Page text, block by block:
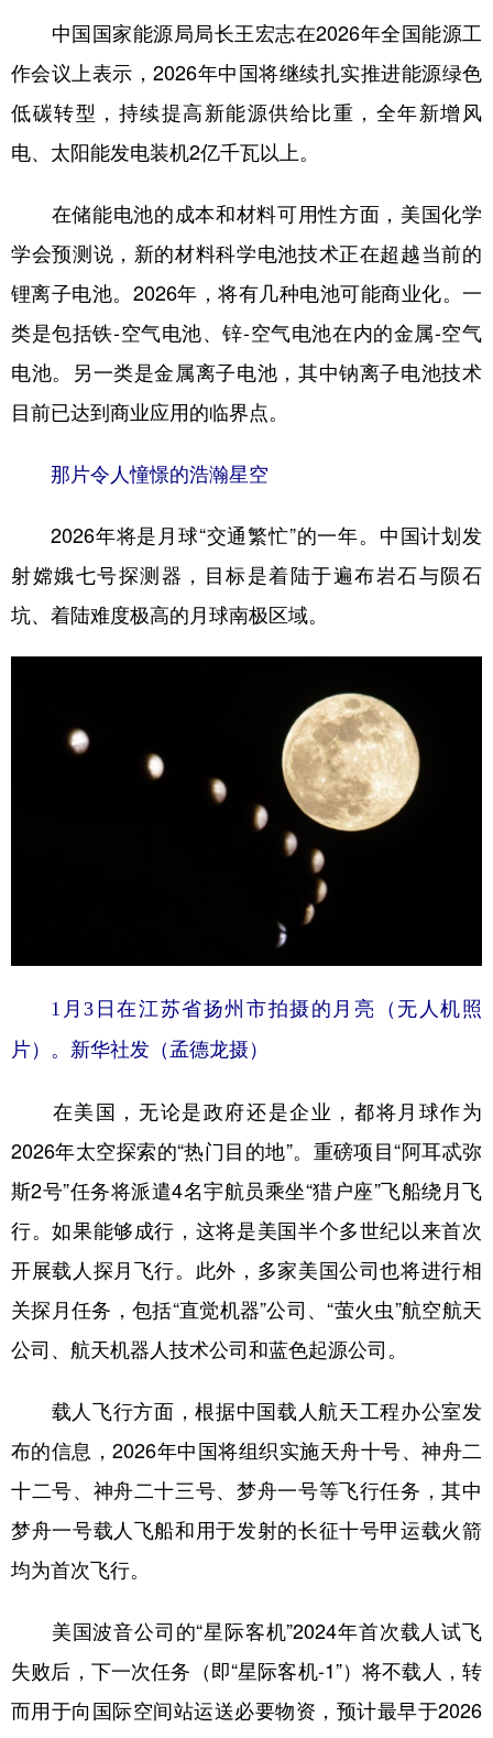
中国国家能源局局长王宏志在2026年全国能源工
作会议上表示，2026年中国将继续扎实推进能源绿色
低碳转型，持续提高新能源供给比重，全年新增风
电、太阳能发电装机2亿千瓦以上。
在储能电池的成本和材料可用性方面，美国化学
学会预测说，新的材料科学电池技术正在超越当前的
锂离子电池。2026年，将有几种电池可能商业化。一
类是包括铁-空气电池、锌-空气电池在内的金属-空气
电池。另一类是金属离子电池，其中钠离子电池技术
目前已达到商业应用的临界点。
那片令人憧憬的浩瀚星空
2026年将是月球“交通繁忙”的一年。中国计划发
射嫦娥七号探测器，目标是着陆于遍布岩石与陨石
坑、着陆难度极高的月球南极区域。
1月3日在江苏省扬州市拍摄的月亮（无人机照
片）。新华社发（孟德龙摄）
在美国，无论是政府还是企业，都将月球作为
2026年太空探索的“热门目的地”。重磅项目“阿耳忒弥
斯2号”任务将派遣4名宇航员乘坐“猎户座”飞船绕月飞
行。如果能够成行，这将是美国半个多世纪以来首次
开展载人探月飞行。此外，多家美国公司也将进行相
关探月任务，包括“直觉机器”公司、“萤火虫”航空航天
公司、航天机器人技术公司和蓝色起源公司。
载人飞行方面，根据中国载人航天工程办公室发
布的信息，2026年中国将组织实施天舟十号、神舟二
十二号、神舟二十三号、梦舟一号等飞行任务，其中
梦舟一号载人飞船和用于发射的长征十号甲运载火箭
均为首次飞行。
美国波音公司的“星际客机”2024年首次载人试飞
失败后，下一次任务（即“星际客机-1”）将不载人，转
而用于向国际空间站运送必要物资，预计最早于2026